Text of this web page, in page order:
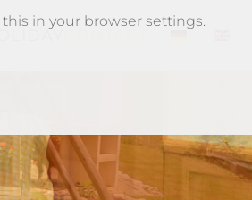
in your browser settings.